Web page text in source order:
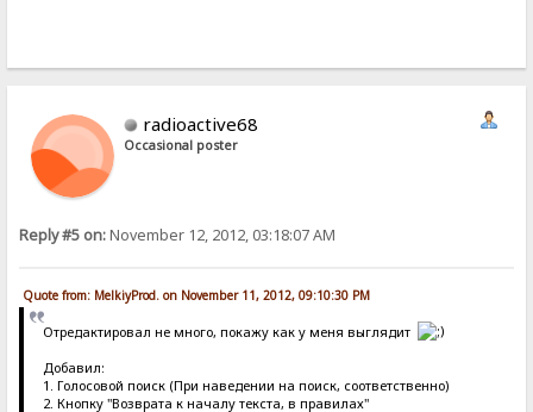
radioactive68
Occasional poster
Reply #5 on:November 12, 2012, 03:18:07 AM
Quote from: MelkiyProd. on November 11, 2012, 09:10:30 PM
Отредактировал не много, покажу как у меня выглядит
Добавил:
1. Голосовой поиск (При наведении на поиск, соответственно)
2. Кнопку "Возврата к началу текста, в правилах"